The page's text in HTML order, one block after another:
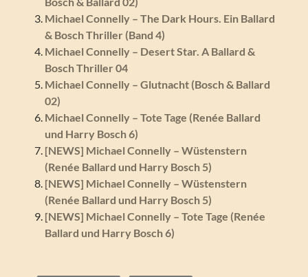
Michael Connelly – The Dark Hours. Ein Ballard
& Bosch Thriller (Band 4)
Michael Connelly – Desert Star. A Ballard &
Bosch Thriller 04
Michael Connelly – Glutnacht (Bosch & Ballard
02)
Michael Connelly – Tote Tage (Renée Ballard
und Harry Bosch 6)
[NEWS] Michael Connelly – Wüstenstern
(Renée Ballard und Harry Bosch 5)
[NEWS] Michael Connelly – Wüstenstern
(Renée Ballard und Harry Bosch 5)
[NEWS] Michael Connelly – Tote Tage (Renée
Ballard und Harry Bosch 6)